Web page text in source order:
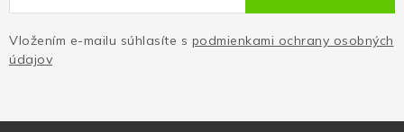
Vložením e-mailu súhlasíte s podmienkami ochrany osobných
údajov